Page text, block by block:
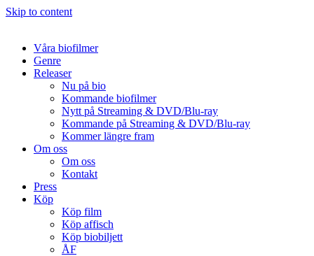
Skip to content
Våra biofilmer
Genre
Releaser
Nu på bio
Kommande biofilmer
Nytt på Streaming & DVD/Blu-ray
Kommande på Streaming & DVD/Blu-ray
Kommer längre fram
Om oss
Om oss
Kontakt
Press
Köp
Köp film
Köp affisch
Köp biobiljett
ÅF